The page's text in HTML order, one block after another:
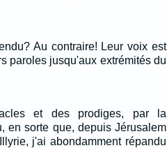
Au contraire! Leur voix est
paroles jusqu'aux extrémités du
et des prodiges, par la
en sorte que, depuis Jérusalem
j'ai abondamment répandu